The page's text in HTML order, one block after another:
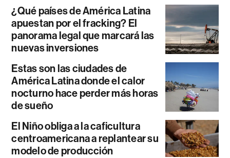
¿Qué países de América Latina
apuestan por el fracking? El
panorama legal que marcará las
nuevas inversiones
Estas son las ciudades de
América Latina donde el calor
nocturno hace perder más horas
de sueño
El Niño obliga a la caficultura
centroamericana a replantear su
modelo de producción